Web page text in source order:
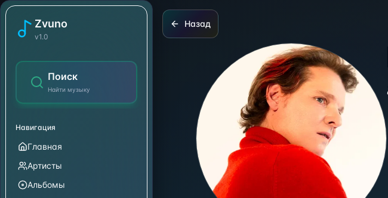
Zvuno
v1.0
Поиск
Найти музыку
Навигация
Главная
Артисты
Альбомы
Bénabar
Назад